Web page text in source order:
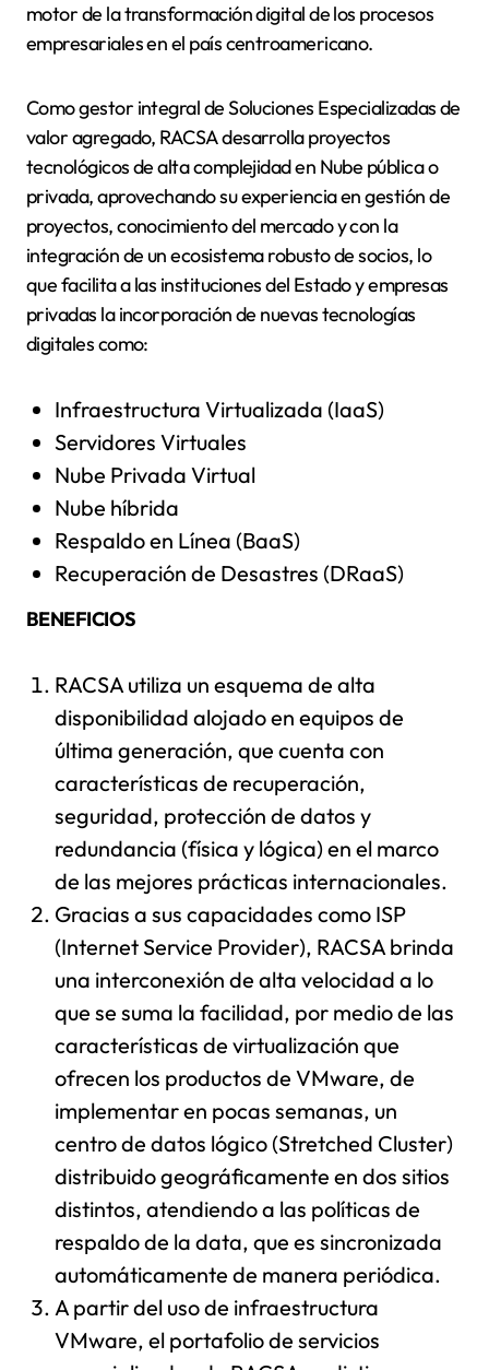
motor de la transformación digital de los procesos
empresariales en el país centroamericano.
Como gestor integral de Soluciones Especializadas de
valor agregado, RACSA desarrolla proyectos
tecnológicos de alta complejidad en Nube pública o
privada, aprovechando su experiencia en gestión de
proyectos, conocimiento del mercado y con la
integración de un ecosistema robusto de socios, lo
que facilita a las instituciones del Estado y empresas
privadas la incorporación de nuevas tecnologías
digitales como:
Infraestructura Virtualizada (IaaS)
Servidores Virtuales
Nube Privada Virtual
Nube híbrida
Respaldo en Línea (BaaS)
Recuperación de Desastres (DRaaS)
BENEFICIOS
RACSA utiliza un esquema de alta
disponibilidad alojado en equipos de
última generación, que cuenta con
características de recuperación,
seguridad, protección de datos y
redundancia (física y lógica) en el marco
de las mejores prácticas internacionales.
Gracias a sus capacidades como ISP
(Internet Service Provider), RACSA brinda
una interconexión de alta velocidad a lo
que se suma la facilidad, por medio de las
características de virtualización que
ofrecen los productos de VMware, de
implementar en pocas semanas, un
centro de datos lógico (Stretched Cluster)
distribuido geográficamente en dos sitios
distintos, atendiendo a las políticas de
respaldo de la data, que es sincronizada
automáticamente de manera periódica.
A partir del uso de infraestructura
VMware, el portafolio de servicios